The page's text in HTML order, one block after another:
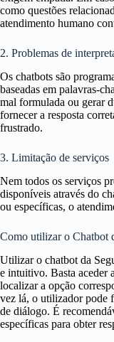
como questões
atendimento humano
2. Problemas de
Os chatbots são
baseadas em palavras-
mal formulada ou gerar
fornecer a resposta
frustrado.
3. Limitação de serviços
Nem todos os serviços
disponíveis através do
ou específicas, o
Como utilizar o Chatbot
Utilizar o chatbot da
e intuitivo. Basta aceder
localizar a opção
vez lá, o utilizador pode
de diálogo. É
específicas para obter